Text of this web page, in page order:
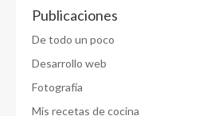
Publicaciones
De todo un poco
Desarrollo web
Fotografía
Mis recetas de cocina